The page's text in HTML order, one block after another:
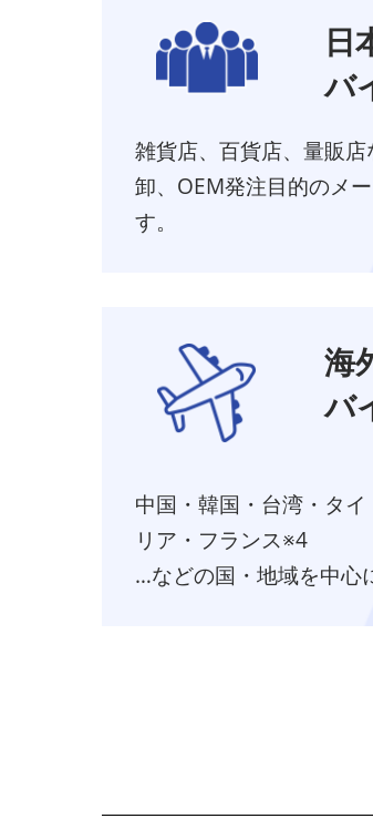
日
バ
雑貨店、百貨店、量販店
卸、OEM発注目的のメ
す。
海
バ
中国・韓国・台湾・タ
リア・フランス※4
…などの国・地域を中心